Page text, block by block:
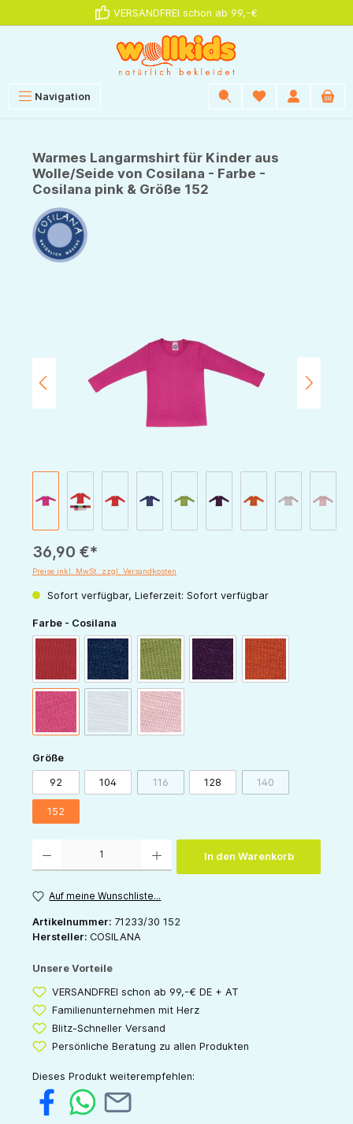
VERSANDFREI schon ab 99,-€
Navigation
Warmes Langarmshirt für Kinder aus
Wolle/Seide von Cosilana - Farbe -
Cosilana pink & Größe 152
36,90 €*
Preise inkl. MwSt. zzgl. Versandkosten
Sofort verfügbar, Lieferzeit: Sofort verfügbar
Farbe - Cosilana
marine grün pflaume orange
pink grau
(Diese Option ist zurzeit nicht verfügbar.)
rose
Größeauswählen
92 104 116(Diese Option ist zurzeit nicht verfügbar.)
128 140(Diese Option ist
152
In den Warenkorb
Auf meine Wunschliste...
Artikelnummer: 71233/30 152
Hersteller: COSILANA
Unsere Vorteile
VERSANDFREI schon ab 99,-€ DE + AT
Familienunternehmen mit Herz
Blitz-Schneller Versand
Persönliche Beratung zu allen Produkten
Dieses Produkt weiterempfehlen: